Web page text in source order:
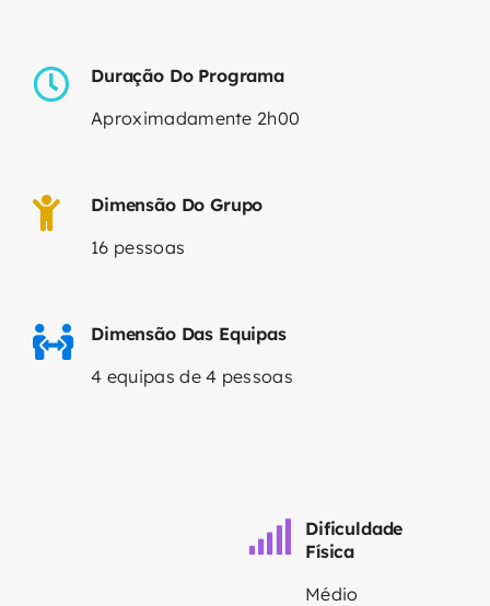
Duração Do Programa
Aproximadamente 2h00
Dimensão Do Grupo
16 pessoas
Dimensão Das Equipas
4 equipas de 4 pessoas
Dificuldade
Física
Médio